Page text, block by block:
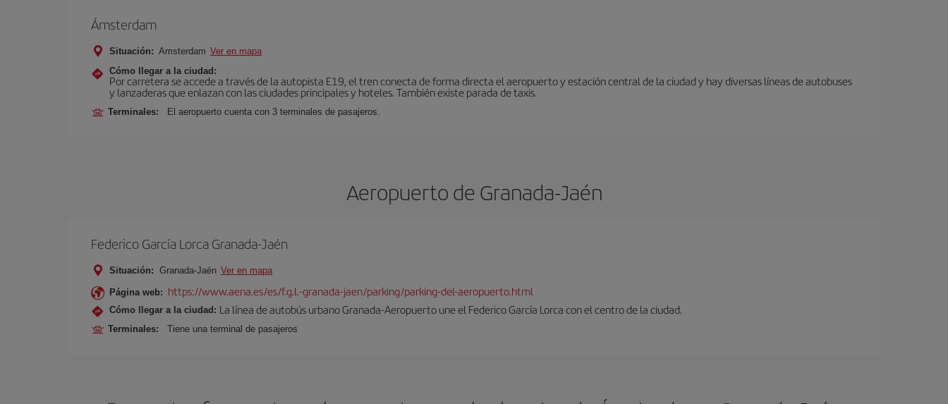
Ámsterdam
Situación: Amsterdam Ver en mapa
Cómo llegar a la ciudad:
Por carretera se accede a través de la autopista E19, el tren conecta de forma directa el aeropuerto y estación central de la ciudad y hay diversas líneas de autobuses
y lanzaderas que enlazan con las ciudades principales y hoteles. También existe parada de taxis.
Terminales: El aeropuerto cuenta con 3 terminales de pasajeros.
Aeropuerto de Granada-Jaén
Federico García Lorca Granada-Jaén
Situación: Granada-Jaén Ver en mapa
Página web: https://www.aena.es/es/f.g.l.-granada-jaen/parking/parking-del-aeropuerto.html
Cómo llegar a la ciudad: La línea de autobús urbano Granada-Aeropuerto une el Federico García Lorca con el centro de la ciudad.
Terminales: Tiene una terminal de pasajeros